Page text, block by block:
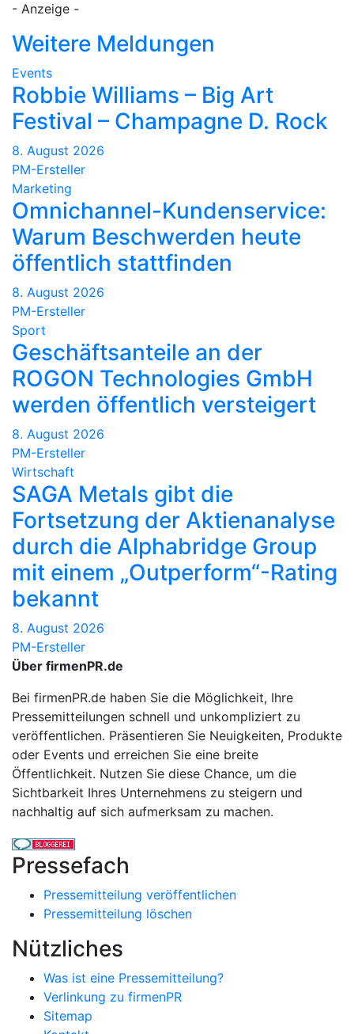
- Anzeige -
Weitere Meldungen
Events
Robbie Williams – Big Art
Festival – Champagne D. Rock
8. August 2026
PM-Ersteller
Marketing
Omnichannel-Kundenservice:
Warum Beschwerden heute
öffentlich stattfinden
8. August 2026
PM-Ersteller
Sport
Geschäftsanteile an der
ROGON Technologies GmbH
werden öffentlich versteigert
8. August 2026
PM-Ersteller
Wirtschaft
SAGA Metals gibt die
Fortsetzung der Aktienanalyse
durch die Alphabridge Group
mit einem „Outperform“-Rating
bekannt
8. August 2026
PM-Ersteller
Über firmenPR.de
Bei firmenPR.de haben Sie die Möglichkeit, Ihre
Pressemitteilungen schnell und unkompliziert zu
veröffentlichen. Präsentieren Sie Neuigkeiten, Produkte
oder Events und erreichen Sie eine breite
Öffentlichkeit. Nutzen Sie diese Chance, um die
Sichtbarkeit Ihres Unternehmens zu steigern und
nachhaltig auf sich aufmerksam zu machen.
Pressefach
Pressemitteilung veröffentlichen
Pressemitteilung löschen
Nützliches
Was ist eine Pressemitteilung?
Verlinkung zu firmenPR
Sitemap